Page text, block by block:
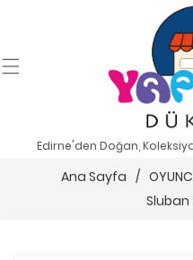
Edirne'den Doğan,
Ana Sayfa /
Sluban